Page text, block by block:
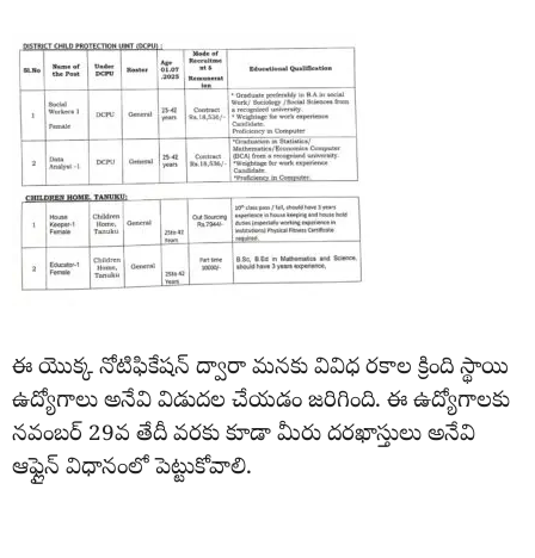
ఈ యొక్క నోటిఫికేషన్ ద్వారా మనకు వివిధ రకాల క్రింది స్థాయి
ఉద్యోగాలు అనేవి విడుదల చేయడం జరిగింది. ఈ ఉద్యోగాలకు
నవంబర్ 29వ తేదీ వరకు కూడా మీరు దరఖాస్తులు అనేవి
ఆఫ్లైన్ విధానంలో పెట్టుకోవాలి.